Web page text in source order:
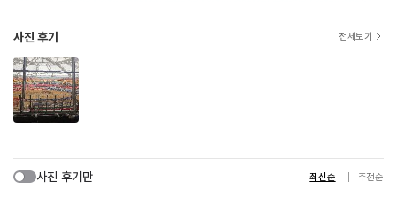
사진 후기 전체보기
사진 후기만 최신순 추천순